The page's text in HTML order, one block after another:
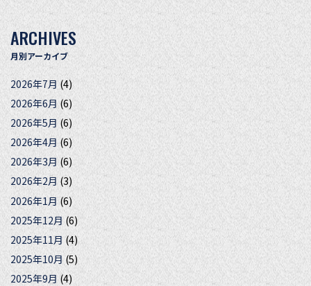
ARCHIVES
月別アーカイブ
2026年7月(4)
2026年6月 (6)
2026年5月(6)
2026年4月(6)
2026年3月(6)
2026年2月(3)
2026年1月(6)
2025年12月 (6)
2025年11月 (4)
2025年10月 (5)
2025年9月(4)